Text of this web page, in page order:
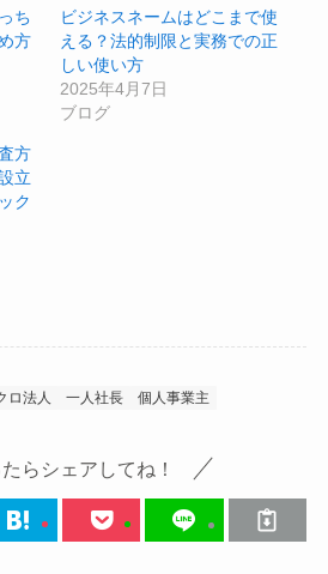
ち
方
ビジネスネームはどこまで使
える？法的制限と実務での正
しい使い方
2025年4月7日
ブログ
方
立
ク
ロ法人 一人社長 個人事業主
らシェアしてね！